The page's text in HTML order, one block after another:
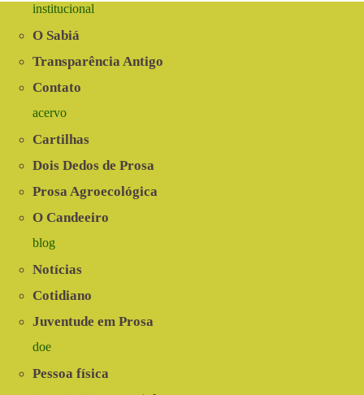
institucional
O Sabiá
Transparência Antigo
Contato
acervo
Cartilhas
Dois Dedos de Prosa
Prosa Agroecológica
O Candeeiro
blog
Notícias
Cotidiano
Juventude em Prosa
doe
Pessoa física